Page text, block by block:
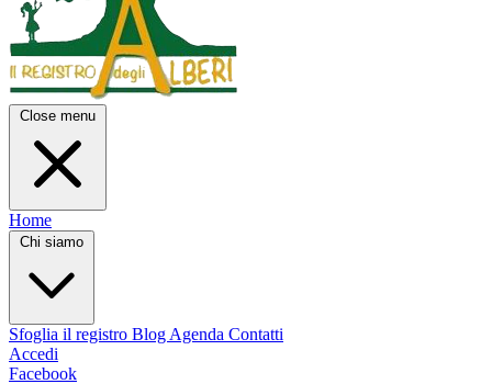
Close menu
Home
Chi siamo
Sfoglia il registro Blog Agenda Contatti
Accedi
Facebook